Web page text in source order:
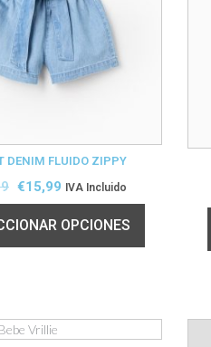
DENIM FLUIDO ZIPPY
€15,99 IVA Incluido
OPCIONES